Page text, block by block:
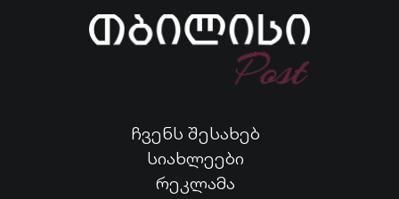
ჩვენს შესახებ
სიახლეები
რეკლამა